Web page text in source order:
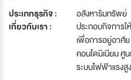
ประเภทธุรกิจ :
อสังหาริมทรัพย์
เกี่ยวกับเรา :
ประกอบกิจการ
เพื่อการอยู่อาศั
คอนโดมิเนียม ศู
ระบบไฟฟ้าแรงสู